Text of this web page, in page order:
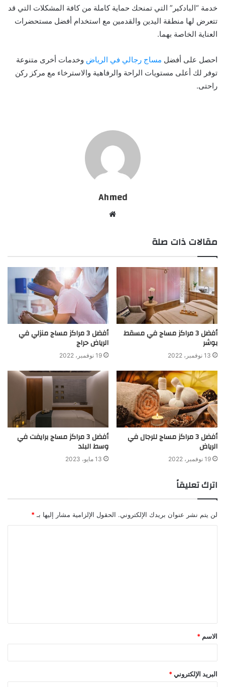
خدمة “البادكير” التي تمنحك حماية كاملة من كافة المشكلات التي قد
تتعرض لها منطقة اليدين والقدمين مع استخدام أفضل مستحضرات
العناية الخاصة بهما.
احصل على أفضل مساج رجالي في الرياض وخدمات أخرى متنوعة
توفر لك أعلى مستويات الراحة والرفاهية والاسترخاء مع مركز ركن
راحتى.
Ahmed
مقالات ذات صلة
أفضل 3 مراكز مساج في مسقط
بوشر
13 نوفمبر، 2022
أفضل 3 مراكز مساج منزلي في
الرياض حراج
19 نوفمبر، 2022
أفضل 3 مراكز مساج للرجال في
الرياض
19 نوفمبر، 2022
أفضل 3 مراكز مساج برايفت في
وسط البلد
13 مايو، 2023
اترك تعليقاً
لن يتم نشر عنوان بريدك الإلكتروني. الحقول الإلزامية مشار إليها بـ *
الاسم *
البريد الإلكتروني *